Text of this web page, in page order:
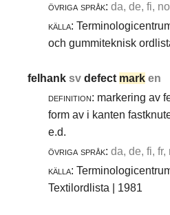
övriga språk: da, de, fi, no
källa:
och gummiteknisk
felhanksvdefect mark en
definition: markering av
form av i kanten
e.d.
övriga språk: da, de, fi, fr,
källa:
Textilordlista | 1981